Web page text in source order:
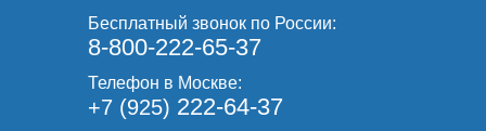
Бесплатный звонок по России:
8-800-222-65-37
Телефон в Москве:
+7 (925) 222-64-37